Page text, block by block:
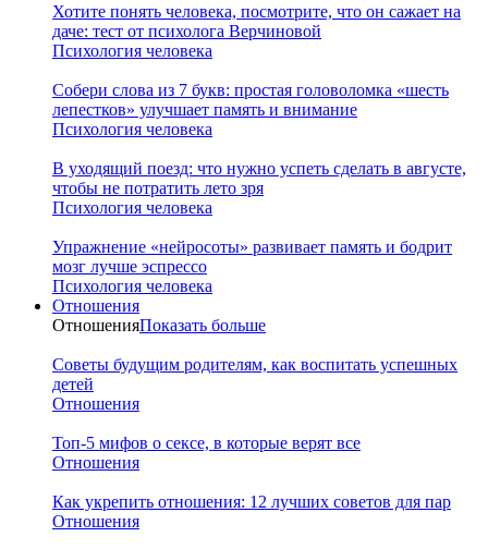
Хотите понять человека, посмотрите, что он сажает на
даче: тест от психолога Верчиновой
Психология человека
Собери слова из 7 букв: простая головоломка «шесть
лепестков» улучшает память и внимание
Психология человека
В уходящий поезд: что нужно успеть сделать в августе,
чтобы не потратить лето зря
Психология человека
Упражнение «нейросоты» развивает память и бодрит
мозг лучше эспрессо
Психология человека
Отношения
ОтношенияПоказать больше
Советы будущим родителям, как воспитать успешных
детей
Отношения
Топ-5 мифов о сексе, в которые верят все
Отношения
Как укрепить отношения: 12 лучших советов для пар
Отношения